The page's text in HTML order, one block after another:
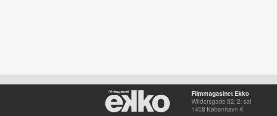
Filmmagasinet Ekko
Wildersgade 32, 2. sal
1408 København K